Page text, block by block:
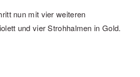
nun mit vier weiteren
und vier Strohhalmen in Gold.